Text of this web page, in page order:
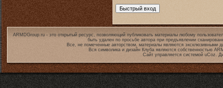
ARMDGroup.ru - это открытый ресурс, позволяющий публиковать материалы любому
быть удален по просьбе автора при предъявлении
Все, не помеченные авторством, материалы являются эксклюзивными
Вся символика и дизайн Клуба являются собственностью
Сайт управляется системой uCoz.